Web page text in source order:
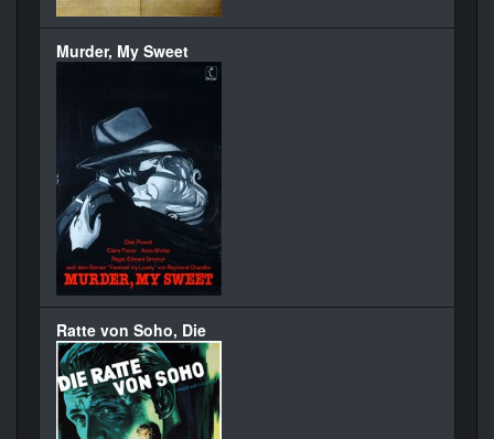
Murder, My Sweet
Ratte von Soho, Die